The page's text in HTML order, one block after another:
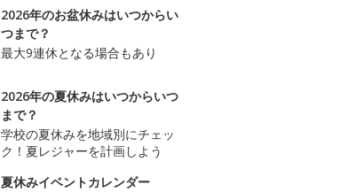
2026年のお盆休みはいつからい
つまで？
最大9連休となる場合もあり
2026年の夏休みはいつからいつ
まで？
学校の夏休みを地域別にチェッ
ク！夏レジャーを計画しよう
夏休みイベントカレンダー